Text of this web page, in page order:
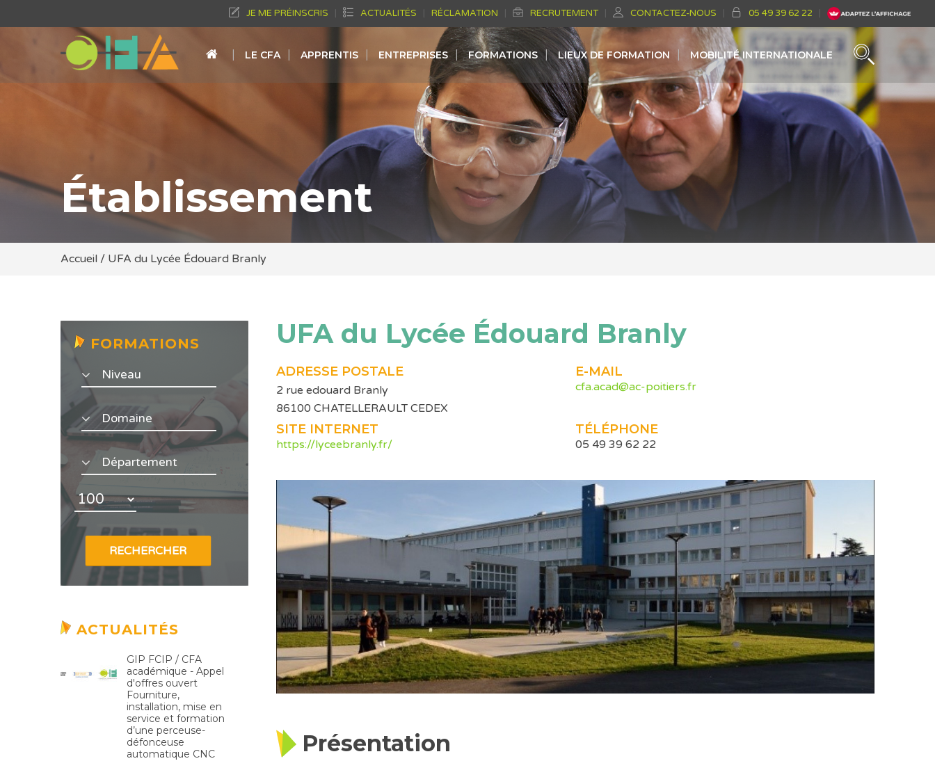
JE ME PRÉINSCRIS ACTUALITÉS RÉCLAMATION RECRUTEMENT CONTACTEZ-NOUS 05 49 39 62 22
LE CFA APPRENTIS ENTREPRISES FORMATIONS LIEUX DE FORMATION MOBILITÉ INTERNATIONALE
Établissement
Accueil / UFA du Lycée Édouard Branly
FORMATIONS
ACTUALITÉS
GIP FCIP / CFA
académique - Appel
d'offres ouvert
Fourniture,
installation, mise en
service et formation
d’une perceuse-
défonceuse
automatique CNC
UFA du Lycée Édouard Branly
ADRESSE POSTALE
2 rue edouard Branly
86100 CHATELLERAULT CEDEX
E-MAIL
cfa.acad@ac-poitiers.fr
SITE INTERNET
https://lyceebranly.fr/
TÉLÉPHONE
05 49 39 62 22
Présentation